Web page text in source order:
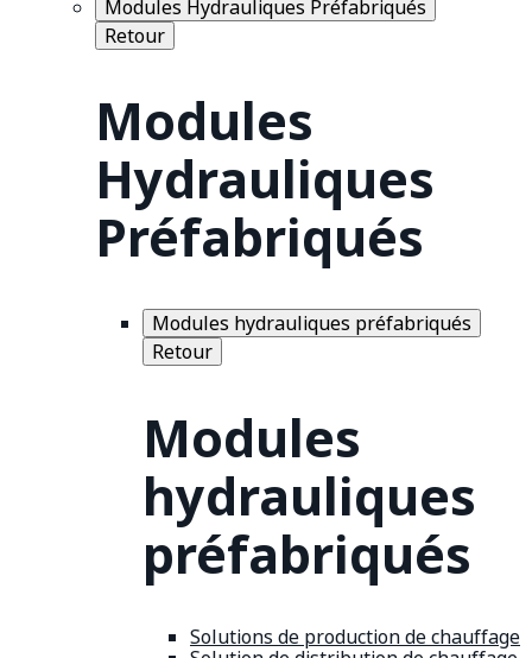
Modules Hydrauliques Préfabriqués
Retour
Modules
Hydrauliques
Préfabriqués
Modules hydrauliques préfabriqués
Retour
Modules
hydrauliques
préfabriqués
Solutions de production de chauffage